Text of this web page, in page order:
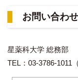
お問い合わせ
星薬科大学 総務部
TEL：03-3786-1011